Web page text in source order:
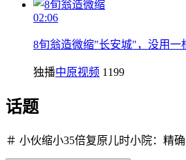
02:06
8旬翁造微缩"长安城"，没用一
独播中原视频 1199
话题
＃ 小伙缩小35倍复原儿时小院：精